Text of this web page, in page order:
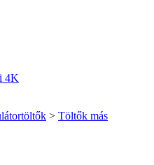
> Töltők más